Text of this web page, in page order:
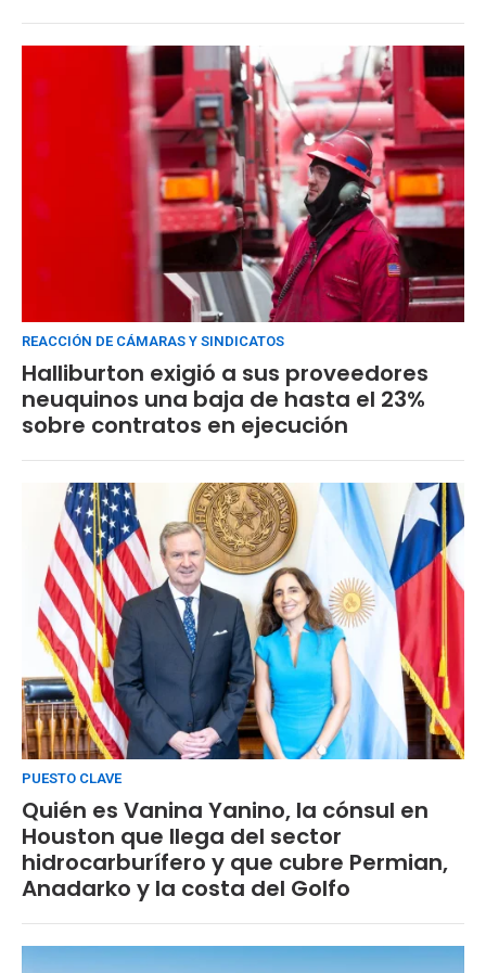
REACCIÓN DE CÁMARAS Y SINDICATOS
Halliburton exigió a sus proveedores
neuquinos una baja de hasta el 23%
sobre contratos en ejecución
PUESTO CLAVE
Quién es Vanina Yanino, la cónsul en
Houston que llega del sector
hidrocarburífero y que cubre Permian,
Anadarko y la costa del Golfo